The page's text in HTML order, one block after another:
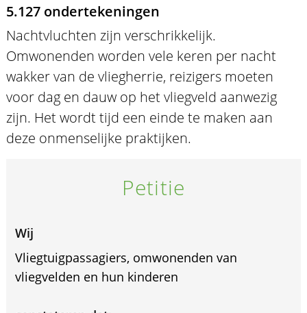
5.127 ondertekeningen
Nachtvluchten zijn verschrikkelijk.
Omwonenden worden vele keren per nacht
wakker van de vliegherrie, reizigers moeten
voor dag en dauw op het vliegveld aanwezig
zijn. Het wordt tijd een einde te maken aan
deze onmenselijke praktijken.
Petitie
Wij
Vliegtuigpassagiers, omwonenden van
vliegvelden en hun kinderen